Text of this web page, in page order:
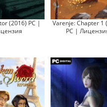
(2016) PC |
Varenje: Chapter 1
PC |